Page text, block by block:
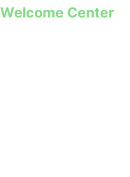
Welcome Center